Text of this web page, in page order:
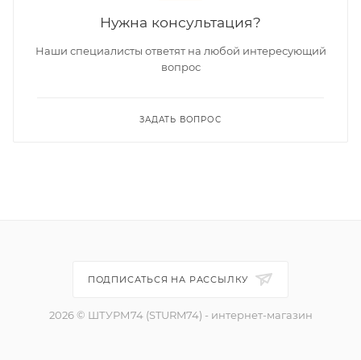
Нужна консультация?
Наши специалисты ответят на любой интересующий
вопрос
ЗАДАТЬ ВОПРОС
ПОДПИСАТЬСЯ НА РАССЫЛКУ
2026 © ШТУРМ74 (STURM74) - интернет-магазин